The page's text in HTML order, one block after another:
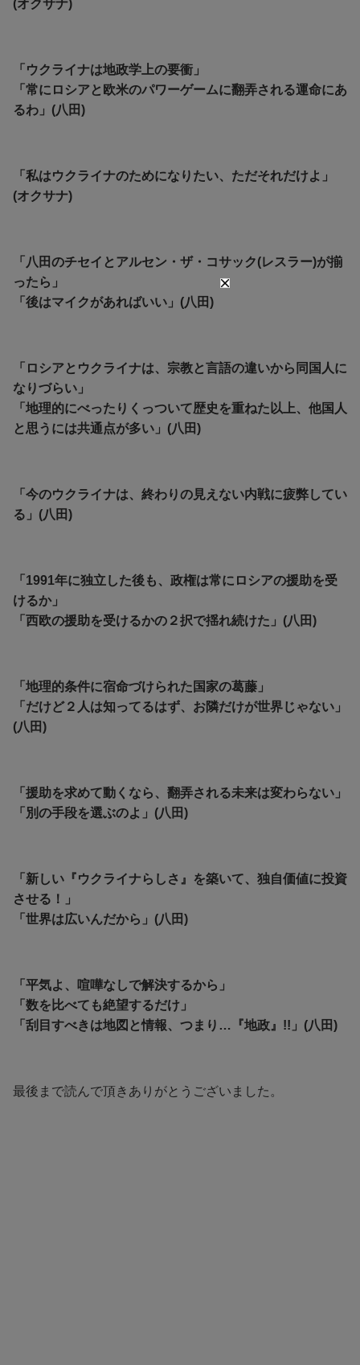
(オクサナ)
「ウクライナは地政学上の要衝」
「常にロシアと欧米のパワーゲームに翻弄される運命にあ
るわ」(八田)
「私はウクライナのためになりたい、ただそれだけよ」
(オクサナ)
「八田のチセイとアルセン・ザ・コサック(レスラー)が揃
ったら」
「後はマイクがあればいい」(八田)
「ロシアとウクライナは、宗教と言語の違いから同国人に
なりづらい」
「地理的にべったりくっついて歴史を重ねた以上、他国人
と思うには共通点が多い」(八田)
「今のウクライナは、終わりの見えない内戦に疲弊してい
る」(八田)
「1991年に独立した後も、政権は常にロシアの援助を受
けるか」
「西欧の援助を受けるかの２択で揺れ続けた」(八田)
「地理的条件に宿命づけられた国家の葛藤」
「だけど２人は知ってるはず、お隣だけが世界じゃない」
(八田)
「援助を求めて動くなら、翻弄される未来は変わらない」
「別の手段を選ぶのよ」(八田)
「新しい『ウクライナらしさ』を築いて、独自価値に投資
させる！」
「世界は広いんだから」(八田)
「平気よ、喧嘩なしで解決するから」
「数を比べても絶望するだけ」
「刮目すべきは地図と情報、つまり…『地政』!!」(八田)
最後まで読んで頂きありがとうございました。